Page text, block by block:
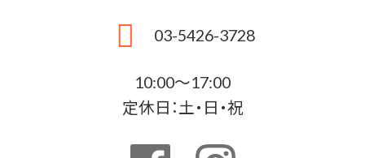
03-5426-3728
10:00〜17:00
定休日：土・日・祝